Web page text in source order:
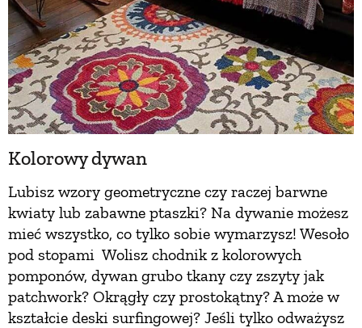
Kolorowy dywan
Lubisz wzory geometryczne czy raczej barwne
kwiaty lub zabawne ptaszki? Na dywanie możesz
mieć wszystko, co tylko sobie wymarzysz! Wesoło
pod stopami Wolisz chodnik z kolorowych
pomponów, dywan grubo tkany czy zszyty jak
patchwork? Okrągły czy prostokątny? A może w
kształcie deski surfingowej? Jeśli tylko odważysz